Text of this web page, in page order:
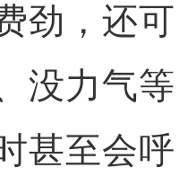
劲，还可
没力气等
甚至会呼